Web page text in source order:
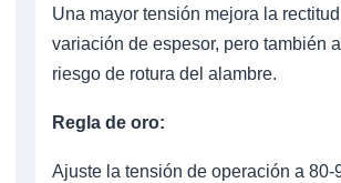
Una mayor tensión mejora la
variación de espesor, pero también
riesgo de rotura del alambre.
Regla de oro:
Ajuste la tensión de operación a 80-